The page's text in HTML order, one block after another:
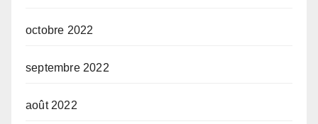
octobre 2022
septembre 2022
août 2022